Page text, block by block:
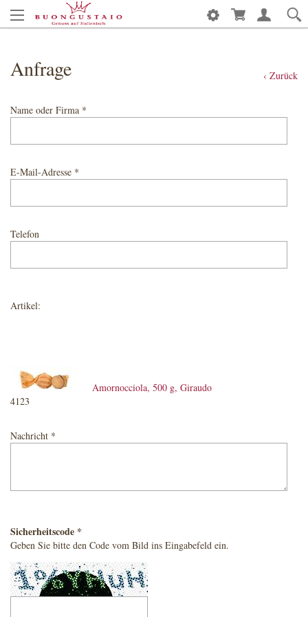
‹ Zurück
Anfrage
Name oder Firma *
E-Mail-Adresse *
Telefon
Artikel:
Amornocciola, 500 g, Giraudo
4123
Nachricht *
Sicherheitscode *
Geben Sie bitte den Code vom Bild ins Eingabefeld ein.